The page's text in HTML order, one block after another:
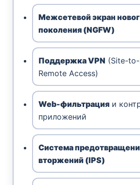
Межсетевой экран
поколения (NGFW)
Поддержка VPN (Site-
Remote Access)
Web-фильтрация и
приложений
Система
вторжений (IPS)